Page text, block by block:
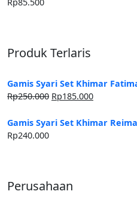
Produk Terlaris
Gamis Syari Set Khimar
Rp250.000 Harga
adalah:
Rp185.000Harga
ini
Gamis Syari Set Khimar
Rp240.000
Perusahaan